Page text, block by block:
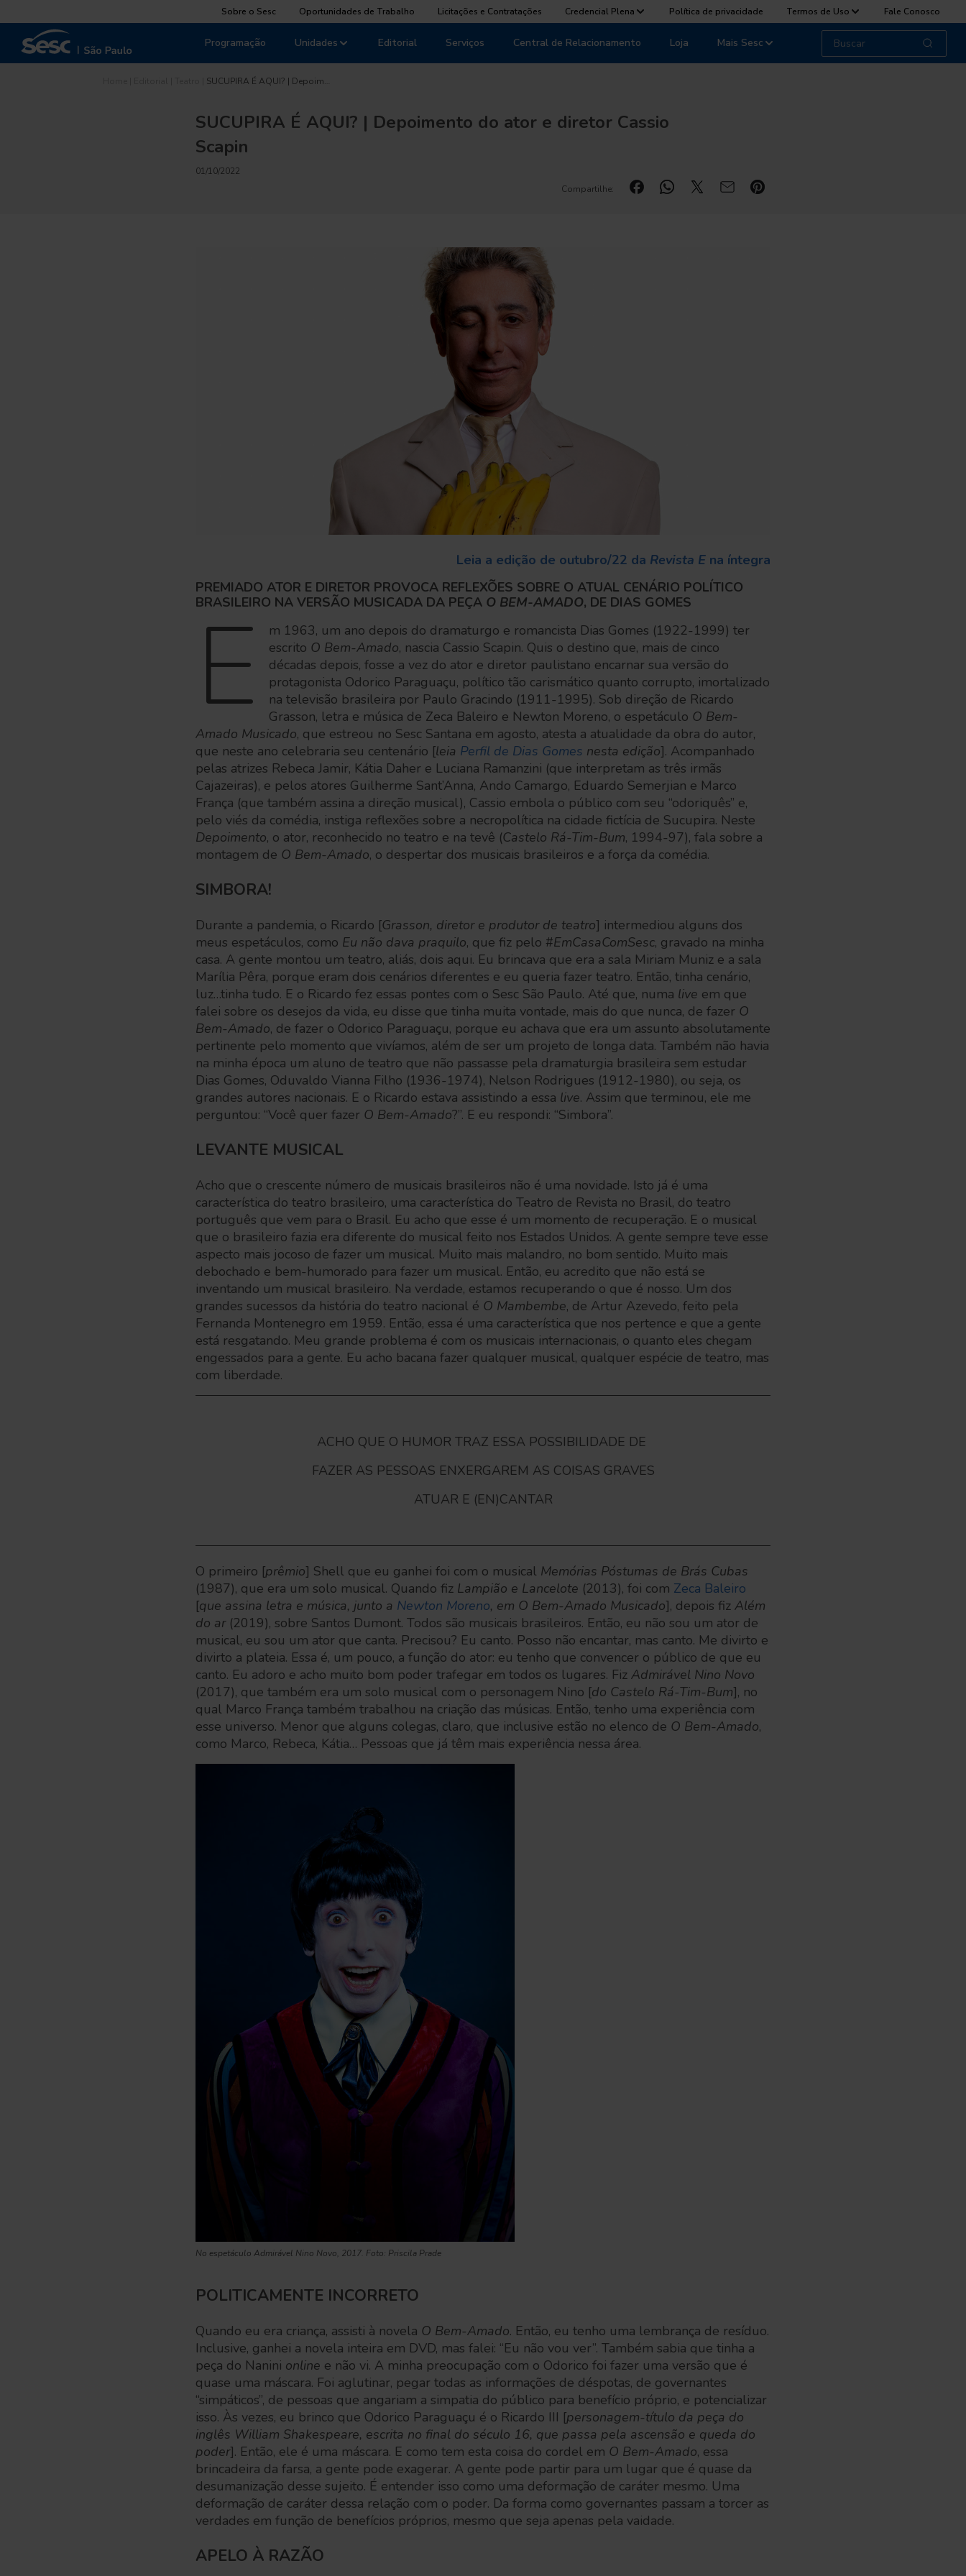
Sobre o Sesc Oportunidades de Trabalho Licitações e Contratações Credencial Plena Política de privacidade Termos de Uso Fale Conosco
Unidades
Programação Editorial Serviços Central de Relacionamento Loja Mais Sesc
SUCUPIRA É AQUI? | Depoim…
SUCUPIRA É AQUI? | Depoimento do ator e diretor Cassio
Scapin
01/10/2022
Compartilhe:
Leia a edição de outubro/22 da Revista E na íntegra
PREMIADO ATOR E DIRETOR PROVOCA REFLEXÕES SOBRE O ATUAL CENÁRIO POLÍTICO
BRASILEIRO NA VERSÃO MUSICADA DA PEÇA O BEM-AMADO, DE DIAS GOMES
E
m 1963, um ano depois do dramaturgo e romancista Dias Gomes (1922-1999) ter
escrito O Bem-Amado, nascia Cassio Scapin. Quis o destino que, mais de cinco
décadas depois, fosse a vez do ator e diretor paulistano encarnar sua versão do
protagonista Odorico Paraguaçu, político tão carismático quanto corrupto, imortalizado
na televisão brasileira por Paulo Gracindo (1911-1995). Sob direção de Ricardo
Grasson, letra e música de Zeca Baleiro e Newton Moreno, o espetáculo O Bem-
Amado Musicado, que estreou no Sesc Santana em agosto, atesta a atualidade da obra do autor,
que neste ano celebraria seu centenário [leia Perfil de Dias Gomes nesta edição]. Acompanhado
pelas atrizes Rebeca Jamir, Kátia Daher e Luciana Ramanzini (que interpretam as três irmãs
Cajazeiras), e pelos atores Guilherme Sant’Anna, Ando Camargo, Eduardo Semerjian e Marco
França (que também assina a direção musical), Cassio embola o público com seu “odoriquês” e,
pelo viés da comédia, instiga reflexões sobre a necropolítica na cidade fictícia de Sucupira. Neste
Depoimento, o ator, reconhecido no teatro e na tevê (Castelo Rá-Tim-Bum, 1994-97), fala sobre a
montagem de O Bem-Amado, o despertar dos musicais brasileiros e a força da comédia.
SIMBORA!
Durante a pandemia, o Ricardo [Grasson, diretor e produtor de teatro] intermediou alguns dos
meus espetáculos, como Eu não dava praquilo, que fiz pelo #EmCasaComSesc, gravado na minha
casa. A gente montou um teatro, aliás, dois aqui. Eu brincava que era a sala Miriam Muniz e a sala
Marília Pêra, porque eram dois cenários diferentes e eu queria fazer teatro. Então, tinha cenário,
luz…tinha tudo. E o Ricardo fez essas pontes com o Sesc São Paulo. Até que, numa live em que
falei sobre os desejos da vida, eu disse que tinha muita vontade, mais do que nunca, de fazer O
Bem-Amado, de fazer o Odorico Paraguaçu, porque eu achava que era um assunto absolutamente
pertinente pelo momento que vivíamos, além de ser um projeto de longa data. Também não havia
na minha época um aluno de teatro que não passasse pela dramaturgia brasileira sem estudar
Dias Gomes, Oduvaldo Vianna Filho (1936-1974), Nelson Rodrigues (1912-1980), ou seja, os
grandes autores nacionais. E o Ricardo estava assistindo a essa live. Assim que terminou, ele me
perguntou: “Você quer fazer O Bem-Amado?”. E eu respondi: “Simbora”.
LEVANTE MUSICAL
Acho que o crescente número de musicais brasileiros não é uma novidade. Isto já é uma
característica do teatro brasileiro, uma característica do Teatro de Revista no Brasil, do teatro
português que vem para o Brasil. Eu acho que esse é um momento de recuperação. E o musical
que o brasileiro fazia era diferente do musical feito nos Estados Unidos. A gente sempre teve esse
aspecto mais jocoso de fazer um musical. Muito mais malandro, no bom sentido. Muito mais
debochado e bem-humorado para fazer um musical. Então, eu acredito que não está se
inventando um musical brasileiro. Na verdade, estamos recuperando o que é nosso. Um dos
grandes sucessos da história do teatro nacional é O Mambembe, de Artur Azevedo, feito pela
Fernanda Montenegro em 1959. Então, essa é uma característica que nos pertence e que a gente
está resgatando. Meu grande problema é com os musicais internacionais, o quanto eles chegam
engessados para a gente. Eu acho bacana fazer qualquer musical, qualquer espécie de teatro, mas
com liberdade.
ACHO QUE O HUMOR TRAZ ESSA POSSIBILIDADE DE
FAZER AS PESSOAS ENXERGAREM AS COISAS GRAVES
ATUAR E (EN)CANTAR
O primeiro [prêmio] Shell que eu ganhei foi com o musical Memórias Póstumas de Brás Cubas
(1987), que era um solo musical. Quando fiz Lampião e Lancelote (2013), foi com Zeca Baleiro
[que assina letra e música, junto a Newton Moreno, em O Bem-Amado Musicado], depois fiz Além
do ar (2019), sobre Santos Dumont. Todos são musicais brasileiros. Então, eu não sou um ator de
musical, eu sou um ator que canta. Precisou? Eu canto. Posso não encantar, mas canto. Me divirto e
divirto a plateia. Essa é, um pouco, a função do ator: eu tenho que convencer o público de que eu
canto. Eu adoro e acho muito bom poder trafegar em todos os lugares. Fiz Admirável Nino Novo
(2017), que também era um solo musical com o personagem Nino [do Castelo Rá-Tim-Bum], no
qual Marco França também trabalhou na criação das músicas. Então, tenho uma experiência com
esse universo. Menor que alguns colegas, claro, que inclusive estão no elenco de O Bem-Amado,
como Marco, Rebeca, Kátia… Pessoas que já têm mais experiência nessa área.
No espetáculo Admirável Nino Novo , 2017. Foto: Priscila Prade
POLITICAMENTE INCORRETO
Quando eu era criança, assisti à novela O Bem-Amado. Então, eu tenho uma lembrança de resíduo.
Inclusive, ganhei a novela inteira em DVD, mas falei: “Eu não vou ver”. Também sabia que tinha a
peça do Nanini online e não vi. A minha preocupação com o Odorico foi fazer uma versão que é
quase uma máscara. Foi aglutinar, pegar todas as informações de déspotas, de governantes
“simpáticos”, de pessoas que angariam a simpatia do público para benefício próprio, e potencializar
isso. Às vezes, eu brinco que Odorico Paraguaçu é o Ricardo III [personagem-título da peça do
inglês William Shakespeare, escrita no final do século 16, que passa pela ascensão e queda do
poder]. Então, ele é uma máscara. E como tem esta coisa do cordel em O Bem-Amado, essa
brincadeira da farsa, a gente pode exagerar. A gente pode partir para um lugar que é quase da
desumanização desse sujeito. É entender isso como uma deformação de caráter mesmo. Uma
deformação de caráter dessa relação com o poder. Da forma como governantes passam a torcer as
verdades em função de benefícios próprios, mesmo que seja apenas pela vaidade.
APELO À RAZÃO